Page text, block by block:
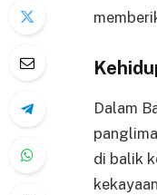
Dalam
di balik